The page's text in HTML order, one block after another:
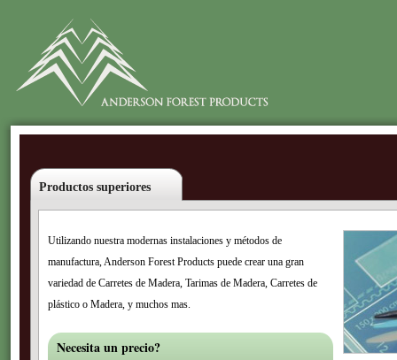
Productos superiores
Utilizando nuestra modernas instalaciones y métodos de
manufactura, Anderson Forest Products puede crear una gran
variedad de Carretes de Madera, Tarimas de Madera, Carretes de
plástico o Madera, y muchos mas.
Necesita un precio?